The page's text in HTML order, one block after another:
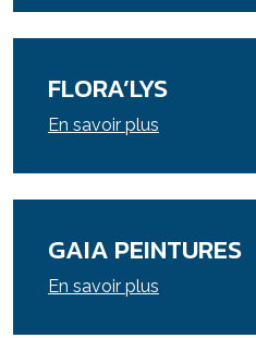
FLORA’LYS
En savoir plus
GAIA PEINTURES
En savoir plus